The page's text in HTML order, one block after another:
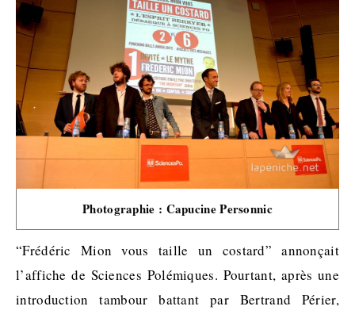
Photographie : Capucine Personnic
“Frédéric Mion vous taille un costard” annonçait
l’affiche de Sciences Polémiques. Pourtant, après une
introduction tambour battant par Bertrand Périer,